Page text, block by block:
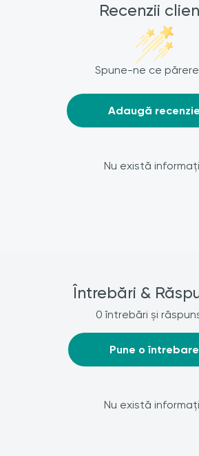
Recenzii
Spune-ne ce
Adaugă recenzie
Nu există
Întrebări &
0 întrebări și
Pune o întrebare
Nu există